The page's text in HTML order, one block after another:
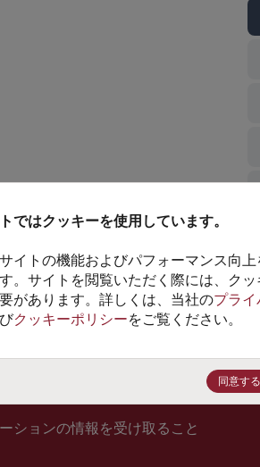
ションの情報を受け取ること
ではクッキーを使用しています。
イトの機能およびパフォーマンス向上
。サイトを閲覧いただく際には、ク
があります。詳しくは、当社のプライ
クッキーポリシーをご覧ください。
同意する